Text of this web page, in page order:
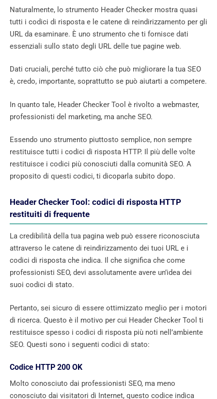
Naturalmente, lo strumento Header Checker mostra quasi
tutti i codici di risposta e le catene di reindirizzamento per gli
URL da esaminare. È uno strumento che ti fornisce dati
essenziali sullo stato degli URL delle tue pagine web.
Dati cruciali, perché tutto ciò che può migliorare la tua SEO
è, credo, importante, soprattutto se può aiutarti a competere.
In quanto tale, Header Checker Tool è rivolto a webmaster,
professionisti del marketing, ma anche SEO.
Essendo uno strumento piuttosto semplice, non sempre
restituisce tutti i codici di risposta HTTP. Il più delle volte
restituisce i codici più conosciuti dalla comunità SEO. A
proposito di questi codici, ti dicoparla subito dopo.
Header Checker Tool: codici di risposta HTTP
restituiti di frequente
La credibilità della tua pagina web può essere riconosciuta
attraverso le catene di reindirizzamento dei tuoi URL e i
codici di risposta che indica. Il che significa che come
professionisti SEO, devi assolutamente avere un’idea dei
suoi codici di stato.
Pertanto, sei sicuro di essere ottimizzato meglio per i motori
di ricerca. Questo è il motivo per cui Header Checker Tool ti
restituisce spesso i codici di risposta più noti nell’ambiente
SEO. Questi sono i seguenti codici di stato:
Codice HTTP 200 OK
Molto conosciuto dai professionisti SEO, ma meno
conosciuto dai visitatori di Internet, questo codice indica